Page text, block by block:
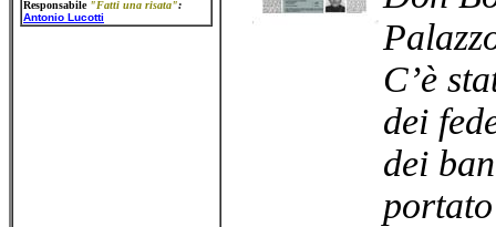
Responsabile "Fatti una risata":
Antonio Lucotti
C’è
dei
dei